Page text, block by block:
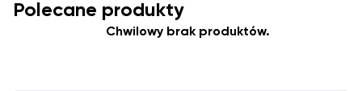
Polecane produkty
Chwilowy brak produktów.